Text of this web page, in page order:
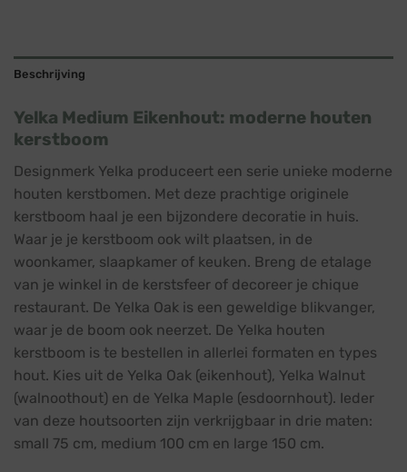
Beschrijving
Yelka Medium Eikenhout: moderne houten
kerstboom
Designmerk Yelka produceert een serie unieke moderne
houten kerstbomen. Met deze prachtige originele
kerstboom haal je een bijzondere decoratie in huis.
Waar je je kerstboom ook wilt plaatsen, in de
woonkamer, slaapkamer of keuken. Breng de etalage
van je winkel in de kerstsfeer of decoreer je chique
restaurant. De Yelka Oak is een geweldige blikvanger,
waar je de boom ook neerzet. De Yelka houten
kerstboom is te bestellen in allerlei formaten en types
hout. Kies uit de Yelka Oak (eikenhout), Yelka Walnut
(walnoothout) en de Yelka Maple (esdoornhout). Ieder
van deze houtsoorten zijn verkrijgbaar in drie maten:
small 75 cm, medium 100 cm en large 150 cm.